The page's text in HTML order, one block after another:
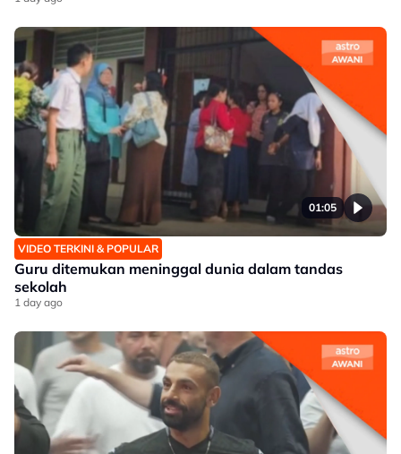
01:05
VIDEO TERKINI & POPULAR
Guru ditemukan meninggal dunia dalam tandas
sekolah
1 day ago